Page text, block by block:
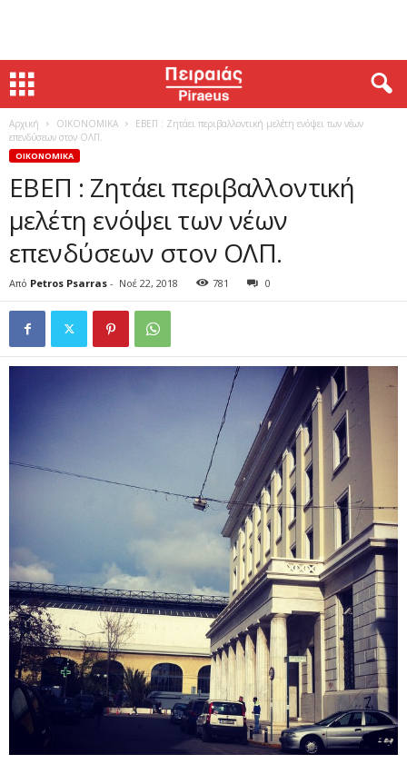
Αρχική ΟΙΚΟΝΟΜΙΚΑ
ΕΒΕΠ : Ζητάει περιβαλλοντική μελέτη ενόψει των νέων
επενδύσεων στον ΟΛΠ.
ΟΙΚΟΝΟΜΙΚΑ
ΕΒΕΠ : Ζητάει περιβαλλοντική
μελέτη ενόψει των νέων
επενδύσεων στον ΟΛΠ.
Από Petros Psarras - Νοέ 22, 2018 781 0